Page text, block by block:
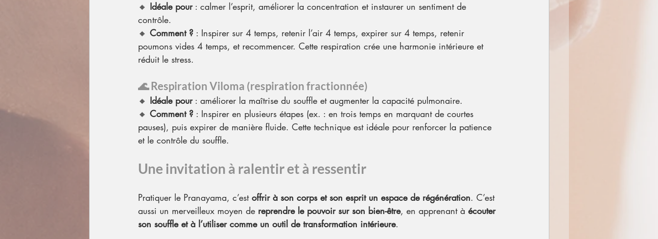
🔸 Idéale pour : calmer l’esprit, améliorer la concentration et instaurer un sentiment de
contrôle.
🔸 Comment ? : Inspirer sur 4 temps, retenir l’air 4 temps, expirer sur 4 temps, retenir
poumons vides 4 temps, et recommencer. Cette respiration crée une harmonie intérieure et
réduit le stress.
🌊 Respiration Viloma (respiration fractionnée)
🔸 Idéale pour : améliorer la maîtrise du souffle et augmenter la capacité pulmonaire.
🔸 Comment ? : Inspirer en plusieurs étapes (ex. : en trois temps en marquant de courtes
pauses), puis expirer de manière fluide. Cette technique est idéale pour renforcer la patience
et le contrôle du souffle.
Une invitation à ralentir et à ressentir
Pratiquer le Pranayama, c’est offrir à son corps et son esprit un espace de régénération. C’est
aussi un merveilleux moyen de reprendre le pouvoir sur son bien-être, en apprenant à écouter
son souffle et à l’utiliser comme un outil de transformation intérieure.